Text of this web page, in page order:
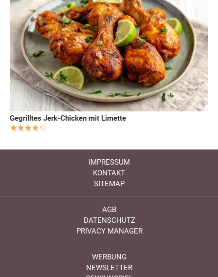
Gegrilltes Jerk-Chicken mit Limette
IMPRESSUM
KONTAKT
SITEMAP
AGB
DATENSCHUTZ
PRIVACY MANAGER
WERBUNG
NEWSLETTER